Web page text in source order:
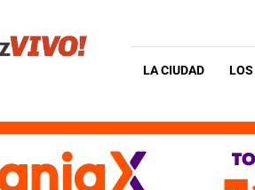
LA CIUDAD LOS